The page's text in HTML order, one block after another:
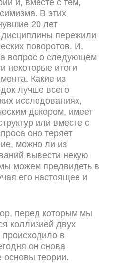
и, вместе с тем,
В этих
20 лет
пережили
поворотов. И,
вопрос о следующем
некоторые итоги
Какие из
лучше всего
исследованиях,
декором, имеет
или вместе с
оно теряет
можно ли из
вывести некую
можем предвидеть в
его настоящее и
перед которым мы
коллизией двух
происходило в
он снова
основы теории.